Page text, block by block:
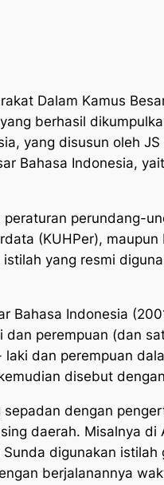
Dalam Kamus
berhasil
yang disusun oleh
Bahasa Indonesia,
perundang-
(KUHPer), maupun
yang resmi
Bahasa Indonesia
perempuan (dan
dan perempuan
disebut dengan
dengan
daerah. Misalnya di
Sunda digunakan istilah
berjalanannya